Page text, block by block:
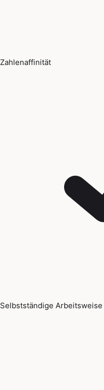
Zahlenaffinität
Selbstständige Arbeitsweise